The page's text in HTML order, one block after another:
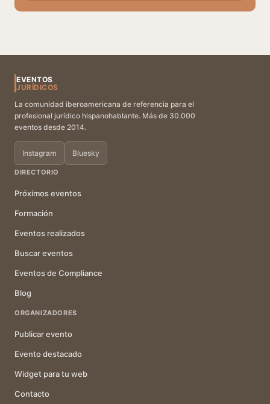
EVENTOS
JURÍDICOS
La comunidad iberoamericana de referencia para el
profesional jurídico hispanohablante. Más de 30.000
eventos desde 2014.
Instagram Bluesky
DIRECTORIO
Próximos eventos
Formación
Eventos realizados
Buscar eventos
Eventos de Compliance
Blog
ORGANIZADORES
Publicar evento
Evento destacado
Widget para tu web
Contacto